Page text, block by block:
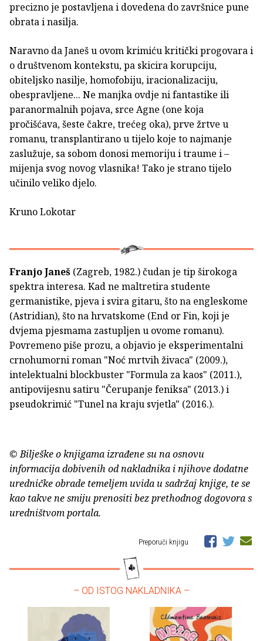
precizno je postavljena i dovedena do završnice pune
obrata i nasilja.
Naravno da Janeš u ovom krimiću kritički progovara i
o društvenom kontekstu, pa skicira korupciju,
obiteljsko nasilje, homofobiju, iracionalizaciju,
obespravljene... Ne manjka ovdje ni fantastike ili
paranormalnih pojava, srce Agne (one koja
pročišćava, šeste čakre, trećeg oka), prve žrtve u
romanu, transplantirano u tijelo koje to najmanje
zaslužuje, sa sobom donosi memoriju i traume i –
mijenja svog novog vlasnika! Tako je strano tijelo
učinilo veliko djelo.
Kruno Lokotar
Franjo Janeš (Zagreb, 1982.) čudan je tip širokoga
spektra interesa. Kad ne maltretira studente
germanistike, pjeva i svira gitaru, što na engleskome
(Astridian), što na hrvatskome (End or Fin, koji je
dvjema pjesmama zastupljen u ovome romanu).
Povremeno piše prozu, a objavio je eksperimentalni
crnohumorni roman "Noć mrtvih živaca" (2009.),
intelektualni blockbuster "Formula za kaos" (2011.),
antipovijesnu satiru "Čerupanje feniksa" (2013.) i
pseudokrimić "Tunel na kraju svjetla" (2016.).
© Bilješke o knjigama izrađene su na osnovu
informacija dobivenih od nakladnika i njihove dodatne
uredničke obrade temeljem uvida u sadržaj knjige, te se
kao takve ne smiju prenositi bez prethodnog dogovora s
uredništvom portala.
Preporuči knjigu
– OD ISTOG NAKLADNIKA –